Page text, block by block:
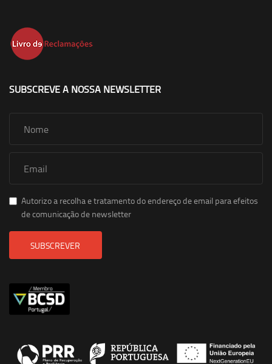
SUBSCREVE A NOSSA NEWSLETTER
Autorizo a recolha e tratamento do endereço de email para efeitos
de comunicação de newsletter
SUBSCREVER